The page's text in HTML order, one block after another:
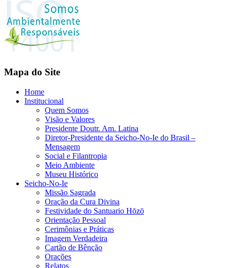
Mapa do Site
Home
Institucional
Quem Somos
Visão e Valores
Presidente Doutr. Am. Latina
Diretor-Presidente da Seicho-No-Ie do Brasil –
Mensagem
Social e Filantropia
Meio Ambiente
Museu Histórico
Seicho-No-Ie
Missão Sagrada
Oração da Cura Divina
Festividade do Santuario Hōzō
Orientação Pessoal
Cerimônias e Práticas
Imagem Verdadeira
Cartão de Bênção
Orações
Relatos